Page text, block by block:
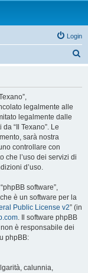
Login
legalmente alle
legalmente dalle
“Il Texano”. Le
sarà nostra
controllare con
che l’uso dei servizi di
d’uso.
software”,
che è un software per la
Public License v2” (in
. Il software phpBB
è responsabile dei
phpBB:
calunnia,